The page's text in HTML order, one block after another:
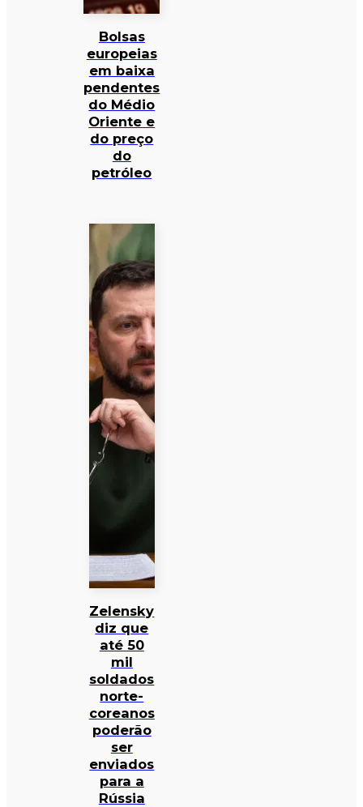
Bolsas
europeias
em baixa
pendentes
do Médio
Oriente e
do preço
do
petróleo
Zelensky
diz que
até 50
mil
soldados
norte-
coreanos
poderão
ser
enviados
para a
Rússia